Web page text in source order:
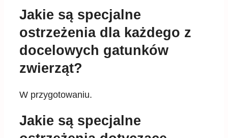
Jakie są specjalne
ostrzeżenia dla każdego z
docelowych gatunków
zwierząt?
W przygotowaniu.
Jakie są specjalne